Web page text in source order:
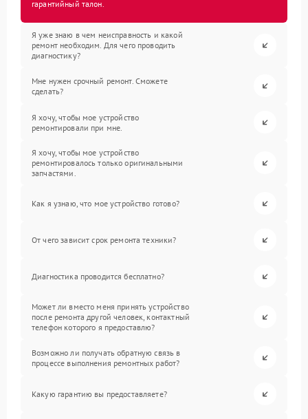
гарантийный талон.
Я уже знаю в чем неисправность и какой
ремонт необходим. Для чего проводить
диагностику?
Мне нужен срочный ремонт. Сможете
сделать?
Я хочу, чтобы мое устройство
ремонтировали при мне.
Я хочу, чтобы мое устройство
ремонтировалось только оригинальными
запчастями.
Как я узнаю, что мое устройство готово?
От чего зависит срок ремонта техники?
Диагностика проводится бесплатно?
Может ли вместо меня принять устройство
после ремонта другой человек, контактный
телефон которого я предоставлю?
Возможно ли получать обратную связь в
процессе выполнения ремонтных работ?
Какую гарантию вы предоставляете?